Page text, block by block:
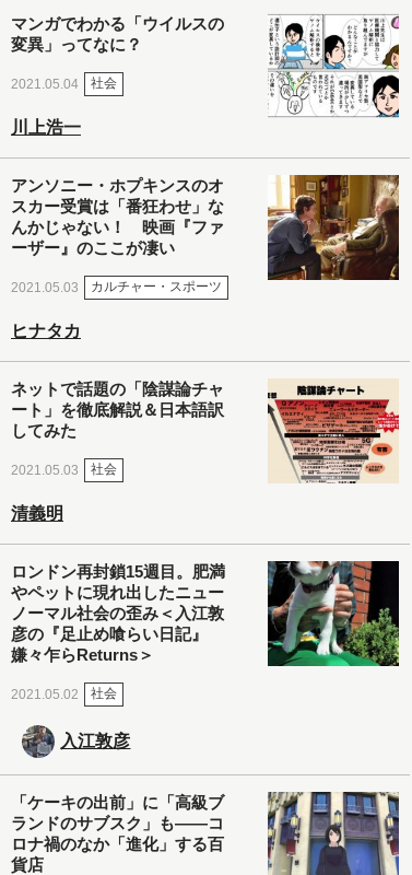
マンガでわかる「ウイルスの
変異」ってなに？
2021.05.04 社会
川上浩一
アンソニー・ホプキンスのオ
スカー受賞は「番狂わせ」な
んかじゃない！ 映画『ファ
ーザー』のここが凄い
2021.05.03 カルチャー・スポーツ
ヒナタカ
ネットで話題の「陰謀論チャ
ート」を徹底解説＆日本語訳
してみた
2021.05.03 社会
清義明
ロンドン再封鎖15週目。肥満
やペットに現れ出したニュー
ノーマル社会の歪み＜入江敦
彦の『足止め喰らい日記』
嫌々乍らReturns＞
2021.05.02 社会
入江敦彦
「ケーキの出前」に「高級ブ
ランドのサブスク」も――コ
ロナ禍のなか「進化」する百
貨店